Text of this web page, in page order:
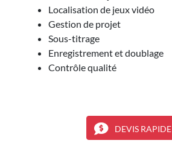
Localisation de jeux vidéo
Gestion de projet
Sous-titrage
Enregistrement et doublage
Contrôle qualité
DEVIS RAPIDE